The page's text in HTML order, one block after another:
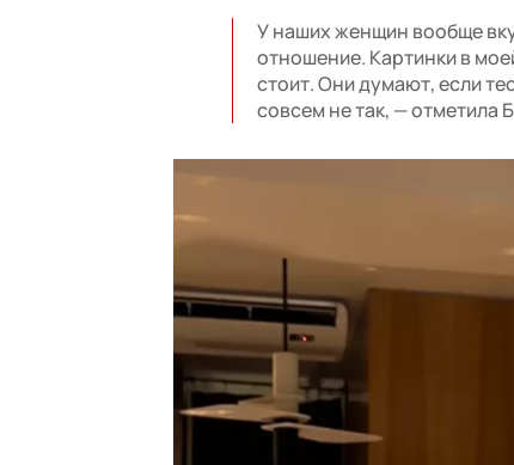
У наших женщин вообще
отношение. Картинки в
стоит. Они думают, если
совсем не так, — отметила